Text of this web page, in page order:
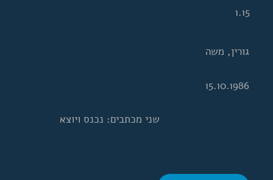
שני מכתבים: נכנס ויוצא
15.10.1986
גורין, משה
1.15